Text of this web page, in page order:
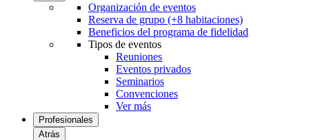
Organización de eventos
Reserva de grupo (+8 habitaciones)
Beneficios del programa de fidelidad
Tipos de eventos
Reuniones
Eventos privados
Seminarios
Convenciones
Ver más
Profesionales
Atrás